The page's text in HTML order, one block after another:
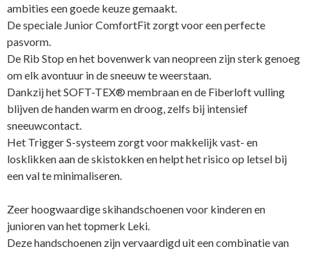
ambities een goede keuze gemaakt.
De speciale Junior ComfortFit zorgt voor een perfecte
pasvorm.
De Rib Stop en het bovenwerk van neopreen zijn sterk genoeg
om elk avontuur in de sneeuw te weerstaan.
Dankzij het SOFT-TEX® membraan en de Fiberloft vulling
blijven de handen warm en droog, zelfs bij intensief
sneeuwcontact.
Het Trigger S-systeem zorgt voor makkelijk vast- en
losklikken aan de skistokken en helpt het risico op letsel bij
een val te minimaliseren.
Zeer hoogwaardige skihandschoenen voor kinderen en
junioren van het topmerk Leki.
Deze handschoenen zijn vervaardigd uit een combinatie van